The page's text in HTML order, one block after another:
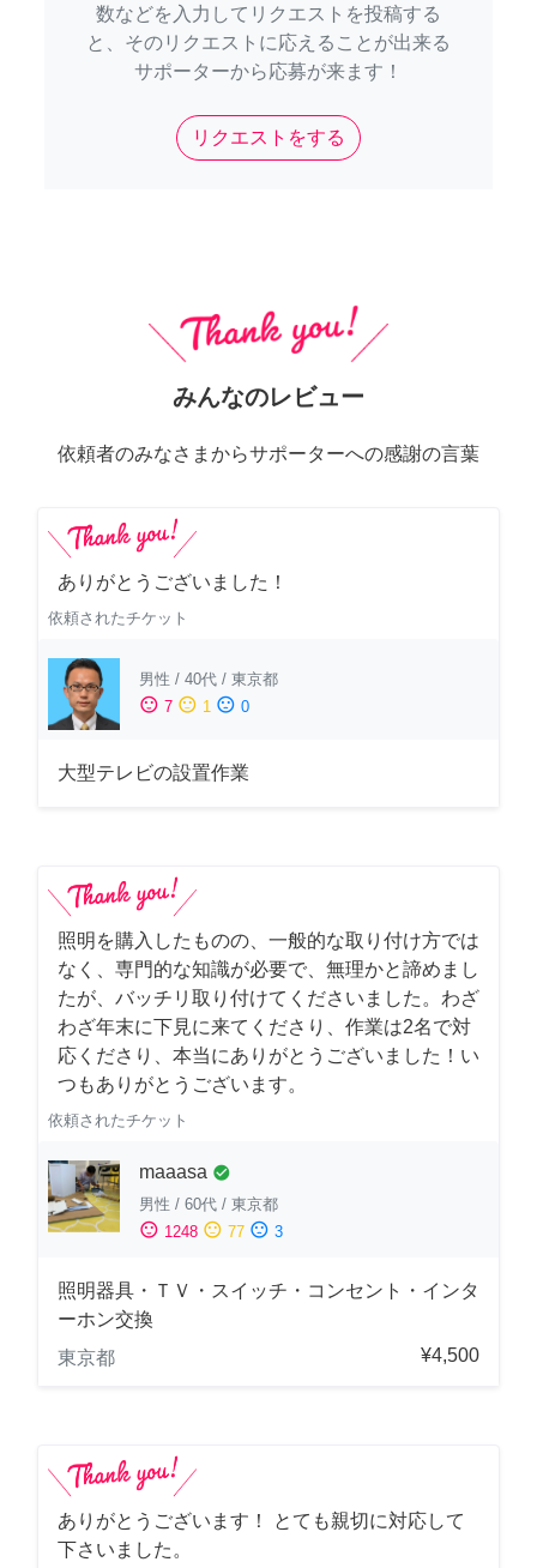
数などを入力してリクエストを投稿する
と、そのリクエストに応えることが出来る
サポーターから応募が来ます！
リクエストをする
みんなのレビュー
依頼者のみなさまからサポーターへの感謝の言葉
ありがとうございました！
依頼されたチケット
男性 / 40代 / 東京都
sentiment_satisfied 7 sentiment_neutral 1 sentiment_dissatisfied 0
大型テレビの設置作業
照明を購入したものの、一般的な取り付け方では
なく、専門的な知識が必要で、無理かと諦めまし
たが、バッチリ取り付けてくださいました。わざ
わざ年末に下見に来てくださり、作業は2名で対
応くださり、本当にありがとうございました！い
つもありがとうございます。
依頼されたチケット
maaasa check_circle
男性 / 60代 / 東京都
sentiment_satisfied 1248 sentiment_neutral 77 sentiment_dissatisfied 3
照明器具・ＴＶ・スイッチ・コンセント・インタ
ーホン交換
東京都
¥4,500
ありがとうございます！ とても親切に対応して
下さいました。